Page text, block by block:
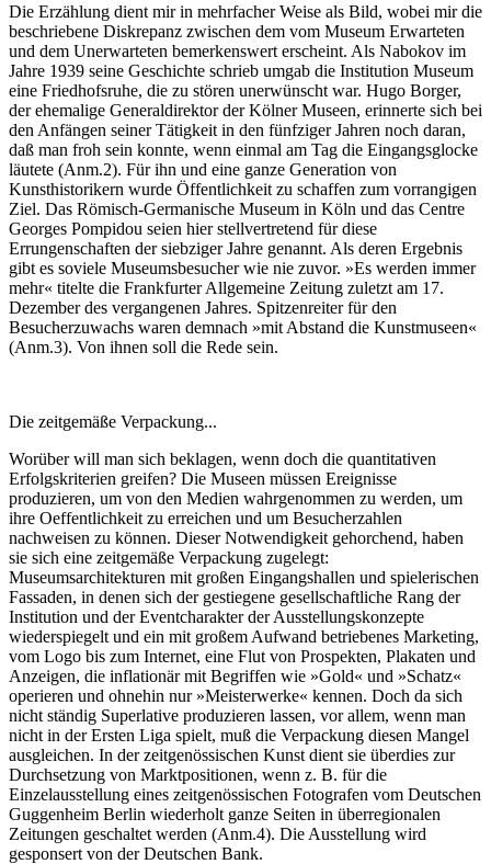
Die Erzählung dient mir in mehrfacher Weise als Bild, wobei mir die
beschriebene Diskrepanz zwischen dem vom Museum Erwarteten
und dem Unerwarteten bemerkenswert erscheint. Als Nabokov im
Jahre 1939 seine Geschichte schrieb umgab die Institution Museum
eine Friedhofsruhe, die zu stören unerwünscht war. Hugo Borger,
der ehemalige Generaldirektor der Kölner Museen, erinnerte sich bei
den Anfängen seiner Tätigkeit in den fünfziger Jahren noch daran,
daß man froh sein konnte, wenn einmal am Tag die Eingangsglocke
läutete (Anm.2). Für ihn und eine ganze Generation von
Kunsthistorikern wurde Öffentlichkeit zu schaffen zum vorrangigen
Ziel. Das Römisch-Germanische Museum in Köln und das Centre
Georges Pompidou seien hier stellvertretend für diese
Errungenschaften der siebziger Jahre genannt. Als deren Ergebnis
gibt es soviele Museumsbesucher wie nie zuvor. »Es werden immer
mehr« titelte die Frankfurter Allgemeine Zeitung zuletzt am 17.
Dezember des vergangenen Jahres. Spitzenreiter für den
Besucherzuwachs waren demnach »mit Abstand die Kunstmuseen«
(Anm.3). Von ihnen soll die Rede sein.
Die zeitgemäße Verpackung...
Worüber will man sich beklagen, wenn doch die quantitativen
Erfolgskriterien greifen? Die Museen müssen Ereignisse
produzieren, um von den Medien wahrgenommen zu werden, um
ihre Oeffentlichkeit zu erreichen und um Besucherzahlen
nachweisen zu können. Dieser Notwendigkeit gehorchend, haben
sie sich eine zeitgemäße Verpackung zugelegt:
Museumsarchitekturen mit großen Eingangshallen und spielerischen
Fassaden, in denen sich der gestiegene gesellschaftliche Rang der
Institution und der Eventcharakter der Ausstellungskonzepte
wiederspiegelt und ein mit großem Aufwand betriebenes Marketing,
vom Logo bis zum Internet, eine Flut von Prospekten, Plakaten und
Anzeigen, die inflationär mit Begriffen wie »Gold« und »Schatz«
operieren und ohnehin nur »Meisterwerke« kennen. Doch da sich
nicht ständig Superlative produzieren lassen, vor allem, wenn man
nicht in der Ersten Liga spielt, muß die Verpackung diesen Mangel
ausgleichen. In der zeitgenössischen Kunst dient sie überdies zur
Durchsetzung von Marktpositionen, wenn z. B. für die
Einzelausstellung eines zeitgenössischen Fotografen vom Deutschen
Guggenheim Berlin wiederholt ganze Seiten in überregionalen
Zeitungen geschaltet werden (Anm.4). Die Ausstellung wird
gesponsert von der Deutschen Bank.